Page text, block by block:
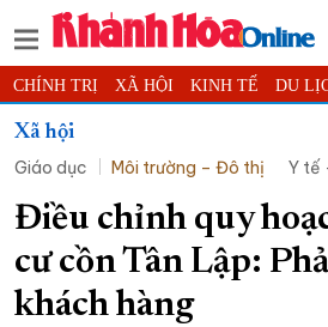
CHÍNH TRỊ XÃ HỘI KINH TẾ DU
THỂ THAO
KHOA HỌC - CÔNG NGHỆ PHÁP LUẬT
THẾ GIỚI MULTIMEDIA VIDEO
PODCAST THÔNG TIN - QUẢNG CÁO
QUY HOẠCH TỈNH KHÁNH HÒA
Xã hội
Giáo dục
Môi trường – Đô thị Y tế
Điều chỉnh quy
cư cồn Tân Lập:
khách hàng